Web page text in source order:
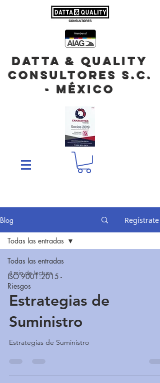
DATTA & QUALITY
Consultores S.C.
- México
Blog Regístrate
Todas las entradas
ISO 9001:2015 -
Riesgos
Todas las entradas
4 min de lectura
Estrategias de
Suministro
Estrategias de Suministro